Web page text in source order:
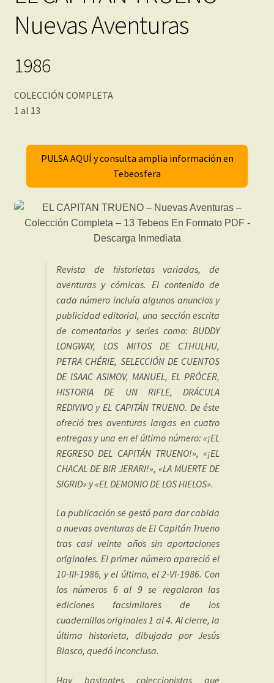
Nuevas Aventuras
1986
COLECCIÓN COMPLETA
1 al 13
PULSA AQUÍ y consulta amplia información en
Tebeosfera
Revista de historietas variadas, de
aventuras y cómicas. El contenido de
cada número incluía algunos anuncios y
publicidad editorial, una sección escrita
de comentarios y series como: BUDDY
LONGWAY, LOS MITOS DE CTHULHU,
PETRA CHÉRIE, SELECCIÓN DE CUENTOS
DE ISAAC ASIMOV, MANUEL, EL PRÓCER,
HISTORIA DE UN RIFLE, DRÁCULA
REDIVIVO y EL CAPITÁN TRUENO. De éste
ofreció tres aventuras largas en cuatro
entregas y una en el último número: «¡EL
REGRESO DEL CAPITÁN TRUENO!», «¡EL
CHACAL DE BIR JERARI!», «LA MUERTE DE
SIGRID» y «EL DEMONIO DE LOS HIELOS».
La publicación se gestó para dar cabida
a nuevas aventuras de El Capitán Trueno
tras casi veinte años sin aportaciones
originales. El primer número apareció el
10-III-1986, y el último, el 2-VI-1986. Con
los números 6 al 9 se regalaron las
ediciones facsimilares de los
cuadernillos originales 1 al 4. Al cierre, la
última historieta, dibujada por Jesús
Blasco, quedó inconclusa.
Hay bastantes coleccionistas que